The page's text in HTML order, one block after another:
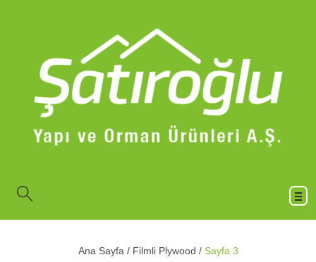
Ana Sayfa / Filmli Plywood / Sayfa 3